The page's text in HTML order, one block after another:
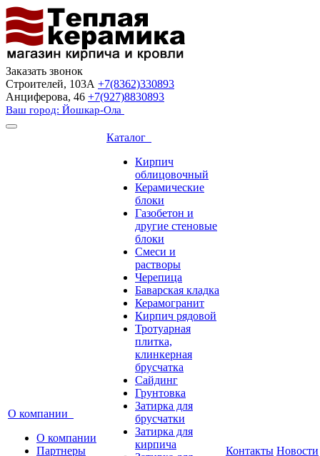
Заказать звонок
Строителей, 103А +7(8362)330893
Анциферова, 46 +7(927)8830893
Ваш город: Йошкар-Ола
О компании
О компании
Партнеры
Каталог
Кирпич
облицовочный
Керамические
блоки
Газобетон и
другие стеновые
блоки
Смеси и
растворы
Черепица
Баварская кладка
Керамогранит
Кирпич рядовой
Тротуарная
плитка,
клинкерная
брусчатка
Сайдинг
Грунтовка
Затирка для
брусчатки
Затирка для
кирпича
Контакты Новости